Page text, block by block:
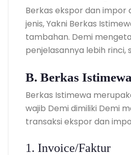
Berkas ekspor dan impor
jenis, Yakni Berkas
tambahan. Demi
penjelasannya lebih rinci,
B. Berkas Istimewa
Berkas Istimewa
wajib Demi dimiliki Demi
transaksi ekspor dan
1. Invoice/Faktur